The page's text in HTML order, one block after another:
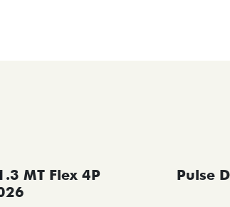
MT Flex 4P
Pulse